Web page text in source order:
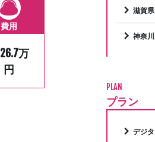
費用
万
円
滋賀県
神奈
PLAN
プラン
デジ